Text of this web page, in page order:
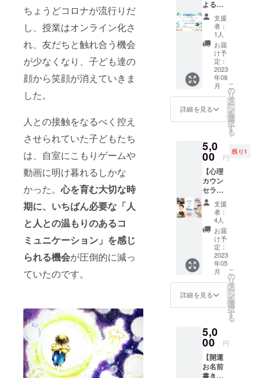
ちょうどコロナが流行りだ
し、授業はオンライン化さ
れ、友だちと触れ合う機会
が少なくなり、子ども達の
顔から笑顔が消えていきま
した。
人との接触をなるべく控え
させられていた子どもたち
は、自室にこもりゲームや
動画に明け暮れるしかな
かった。心を育む大切な時
期に、いちばん必要な「人
と人との温もりのあるコ
ミュニケーション」を感じ
られる機会が圧倒的に減っ
ていたのです。
知って驚き
ました。既
に心理学や
脳科学でも
笑顔の効果
は証明され
ていたので
効果を皆さ
んに知って
もらい、笑
顔のペイ
フォワード
を生み出す
べく「笑顔
FES」を開催
することを
決意しまし
た。
この笑顔FES
の目的は、
は自分の周
りの人の笑
顔につなが
るんだ！と
提供・
施行責
任者》
主催・
運営
奈良隆
サービ
ス内容
に関す
効能
は、個
り 全て
を保証
するも
のでは
ありま
せん。
画像や
知的財
産、著
作権は
提供・
施行責
任者に
帰属し
ます。
✼••┈┈••
✼••┈┈••
✼
すぶっ
た感情
や過去
を浄化
し、昇
華して
くれる
ことに
繋がる
からで
しでも
あなた
聴き、
そして
あなた
にあな
たの声
を響か
せた
い。 焚
き火を
囲むよ
うな、
そんな
暖かい
場所で
お待ち
ます。
＊お話
ンで行
いま
す。 ＊
日程は
参加者
ますが
楽読新
宿ス
クール
に来ら
れる方
はリア
ルでも
大丈夫
です。
ご希望
の方に
す。
5,000
円/60分
※多少前
後する
可能性
あり。
自分の
知らな
かった
自分に
出会え
ちゃう
かも♫
✼••┈┈••
✼••┈┈••
✼••┈┈••
提供・
施行責
任者》
新宮尚
子 サー
ちゃん
先生の
お悩み
相談室
（コー
チング
セッ
ショ
ン） 夏
休み期
間限定
の開室
顔Fesに
寄付さ
せてい
ただき
ます。
☆こち
らは7月
開催分
のリ
ターン
です☆
8月の
セッ
ション
をご希
望の方
は、8月
開催分
び下さ
い。 ☆
内容
コーチ
ングス
よる
コーチ
ング
セッ
ション
(お悩み
相談
室)】
☆8月開
催分☆
現役小
学校教
師 シー
ズグ
コーチ
ング認
定コー
チ取得
ひー
ちゃん
先生の
お悩み
相談室
（コー
チング
セッ
ショ
ン） 夏
休み期
間限定
の開室
顔Fesに
寄付さ
せてい
ただき
ます。
☆こち
支援
者：
1人
お届
け予
定：
2023
年08
月
詳細を見る
こ
の
リ
タ
ー
ン
を
選
択
す
る
5,0
00 円
残り1
【心理
カウン
セラー
による
お悩み
相談】
費
用：
5,000円
／60分
（Zoom
で実
施） 実
施時
期：ご
支援い
た方と
調整の
うえ決
定しま
す。
支援
者：
4人
お届
け予
定：
2023
年05
月
詳細を見る
こ
の
リ
タ
ー
ン
を
選
択
す
る
5,0
00 円
【開運
お名前
書き下